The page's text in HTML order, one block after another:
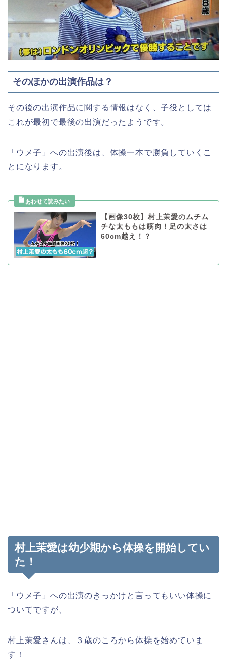
そのほかの出演作品は？
その後の出演作品に関する情報はなく、子役としては
これが最初で最後の出演だったようです。
「ウメ子」への出演後は、体操一本で勝負していくこ
とになります。
【画像30枚】村上茉愛のムチム
チな太ももは筋肉！足の太さは
60cm越え！？
村上茉愛は幼少期から体操を開始してい
た！
「ウメ子」への出演のきっかけと言ってもいい体操に
ついてですが、
村上茉愛さんは、３歳のころから体操を始めていま
す！